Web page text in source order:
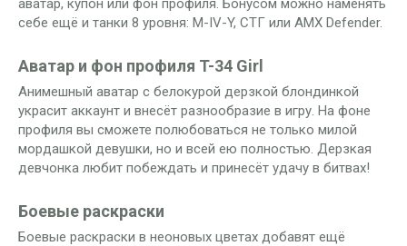
себе ещё и танки 8 уровня: M-IV-Y, СТГ или AMX Defender.
Аватар и фон профиля T-34 Girl
Анимешный аватар с белокурой дерзкой блондинкой
украсит аккаунт и внесёт разнообразие в игру. На фоне
профиля вы сможете полюбоваться не только милой
мордашкой девушки, но и всей ею полностью. Дерзкая
девчонка любит побеждать и принесёт удачу в битвах!
Боевые раскраски
Боевые раскраски в неоновых цветах добавят ещё